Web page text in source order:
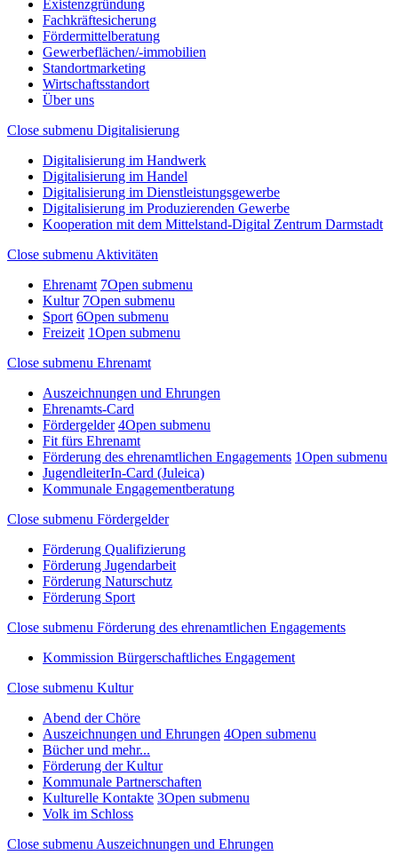
Existenzgründung
Fachkräftesicherung
Fördermittelberatung
Gewerbeflächen/-immobilien
Standortmarketing
Wirtschaftsstandort
Über uns
Close submenu Digitalisierung
Digitalisierung im Handwerk
Digitalisierung im Handel
Digitalisierung im Dienstleistungsgewerbe
Digitalisierung im Produzierenden Gewerbe
Kooperation mit dem Mittelstand-Digital Zentrum Darmstadt
Close submenu Aktivitäten
Ehrenamt 7Open submenu
Kultur 7Open submenu
Sport 6Open submenu
Freizeit 1Open submenu
Close submenu Ehrenamt
Auszeichnungen und Ehrungen
Ehrenamts-Card
Fördergelder 4Open submenu
Fit fürs Ehrenamt
Förderung des ehrenamtlichen Engagements 1Open submenu
JugendleiterIn-Card (Juleica)
Kommunale Engagementberatung
Close submenu Fördergelder
Förderung Qualifizierung
Förderung Jugendarbeit
Förderung Naturschutz
Förderung Sport
Close submenu Förderung des ehrenamtlichen Engagements
Kommission Bürgerschaftliches Engagement
Close submenu Kultur
Abend der Chöre
Auszeichnungen und Ehrungen 4Open submenu
Bücher und mehr...
Förderung der Kultur
Kommunale Partnerschaften
Kulturelle Kontakte 3Open submenu
Volk im Schloss
Close submenu Auszeichnungen und Ehrungen